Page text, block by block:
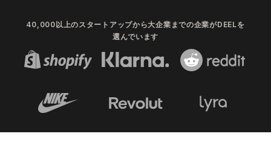
40,000以上のスタートアップから大企業までの企業がDEELを
選んでいます